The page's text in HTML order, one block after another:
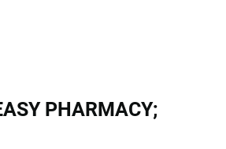
PHARMACY;